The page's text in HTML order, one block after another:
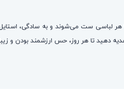
لباسی ست می‌شوند و به سادگی، استایل
دهید تا هر روز، حس ارزشمند بودن و